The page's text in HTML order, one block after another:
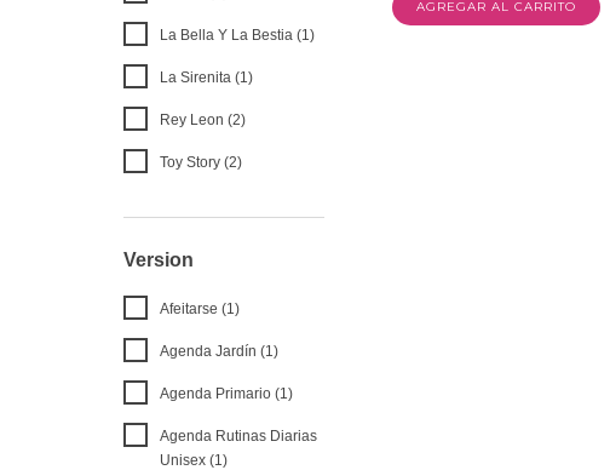
La Bella Y La Bestia (1)
La Sirenita (1)
Rey Leon (2)
Toy Story (2)
Version
Afeitarse (1)
Agenda Jardín (1)
Agenda Primario (1)
Agenda Rutinas Diarias
Unisex (1)
AGREGAR AL CARRITO